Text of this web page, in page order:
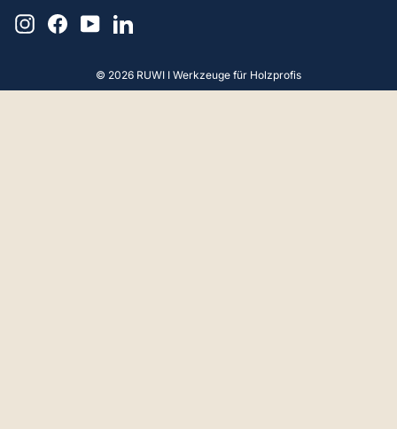
InstagramFacebook
YouTubeLinkedIn
© 2026 RUWI I Werkzeuge für Holzprofis